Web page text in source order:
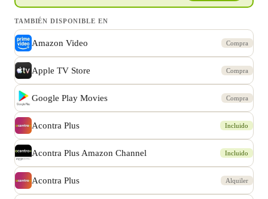
TAMBIÉN DISPONIBLE EN
Amazon Video Compra
Apple TV Store Compra
Google Play Movies Compra
Acontra Plus Incluido
Acontra Plus Amazon Channel Incluido
Acontra Plus Alquiler